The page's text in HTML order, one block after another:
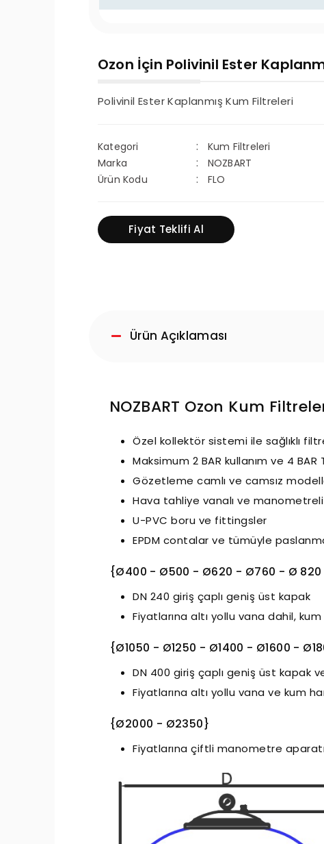
Ozon İçin Polivinil Ester
Polivinil Ester Kaplanmış Kum Filtreleri
Kategori
Kum Filtreleri
Marka
NOZBART
Ürün Kodu
FLO
Fiyat Teklifi Al
Ürün Açıklaması
NOZBART Ozon Kum
Özel kollektör sistemi ile sağlıklı
Maksimum 2 BAR kullanım ve 4 BAR
Gözetleme camlı ve camsız
Hava tahliye vanalı ve manometreli
U-PVC boru ve fittingsler
EPDM contalar ve tümüyle
{Ø400 - Ø500 - Ø620 - Ø760 - Ø
DN 240 giriş çaplı geniş üst kapak
Fiyatlarına altı yollu vana dahil,
{Ø1050 - Ø1250 - Ø1400 - Ø1600 -
DN 400 giriş çaplı geniş üst kapak
Fiyatlarına altı yollu vana ve kum
{Ø2000 - Ø2350}
Fiyatlarına çiftli manometre
Nozbart Pompalar
Filtre Seçiminde Dikkat